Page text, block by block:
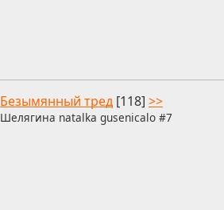
Безымянный тред [118] >>
Шелягина natalka gusenicalo #7